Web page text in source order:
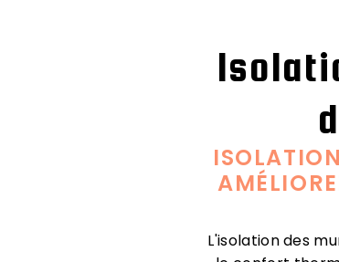
L'isolation des